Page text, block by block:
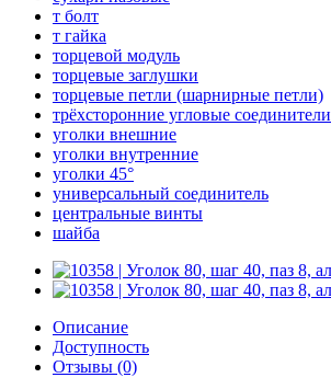
т болт
т гайка
торцевой модуль
торцевые заглушки
торцевые петли (шарнирные петли)
трёхсторонние угловые соединители
уголки внешние
уголки внутренние
уголки 45°
универсальный соединитель
центральные винты
шайба
Описание
Доступность
Отзывы (0)